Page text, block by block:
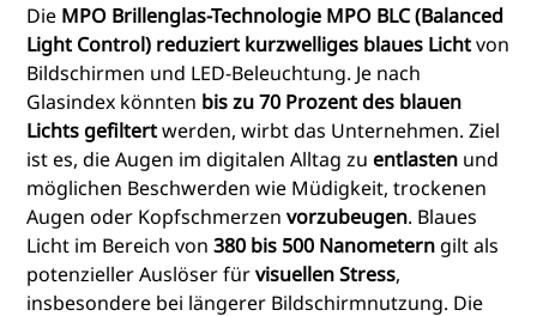
Die MPO Brillenglas-Technologie MPO BLC (Balanced
Light Control) reduziert kurzwelliges blaues Lichtvon
Bildschirmen und LED-Beleuchtung. Je nach
Glasindex könnten bis zu 70 Prozent des blauen
Lichts gefiltertwerden, wirbt das Unternehmen. Ziel
ist es, die Augen im digitalen Alltag zuentlasten und
möglichen Beschwerden wie Müdigkeit, trockenen
Augen oder Kopfschmerzenvorzubeugen. Blaues
Licht im Bereich von380 bis 500 Nanometern gilt als
potenzieller Auslöser fürvisuellen Stress,
insbesondere bei längerer Bildschirmnutzung. Die